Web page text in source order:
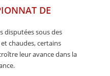
DE
disputées sous des
chaudes, certains
leur avance dans la